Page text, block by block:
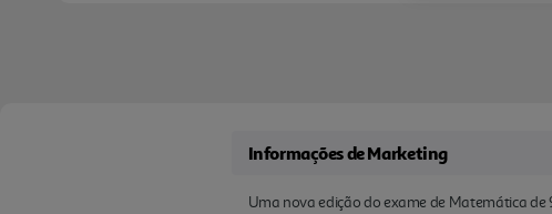
Informações de Marketing
Uma nova edição do exame de Matemática de